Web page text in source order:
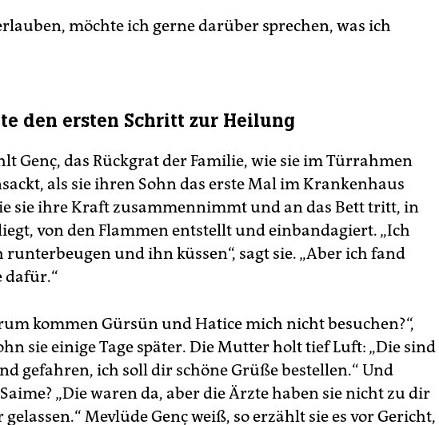
möchte ich gerne darüber sprechen, was ich
den ersten Schritt zur Heilung
Genç, das Rückgrat der Familie, wie sie im Türrahmen
als sie ihren Sohn das erste Mal im Krankenhaus
sie ihre Kraft zusammennimmt und an das Bett tritt, in
von den Flammen entstellt und einbandagiert. „Ich
und ihn küssen“, sagt sie. „Aber ich fand
dafür.“
kommen Gürsün und Hatice mich nicht besuchen?“,
sie einige Tage später. Die Mutter holt tief Luft: „Die sind
gefahren, ich soll dir schöne Grüße bestellen.“ Und
„Die waren da, aber die Ärzte haben sie nicht zu dir
Mevlüde Genç weiß, so erzählt sie es vor Gericht,